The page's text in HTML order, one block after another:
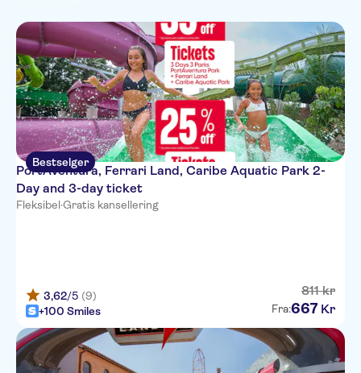
Bestselger
PortAventura, Ferrari Land, Caribe Aquatic Park 2-
Day and 3-day ticket
Fleksibel·Gratis kansellering
3,62/5 (9)
+100 Smiles
811 kr
Fra:667 Kr